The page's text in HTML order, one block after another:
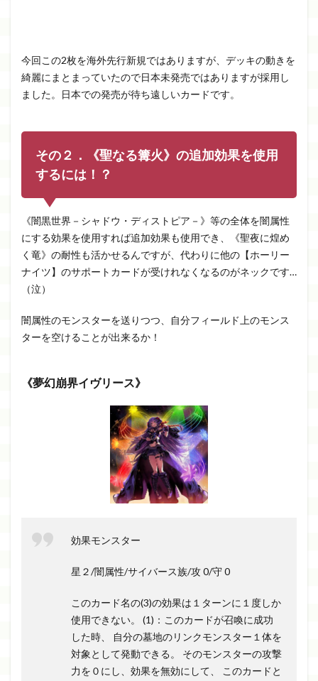
今回この2枚を海外先行新規ではありますが、デッキの動きを
綺麗にまとまっていたので日本未発売ではありますが採用し
ました。日本での発売が待ち遠しいカードです。
その２．《聖なる篝火》の追加効果を使用
するには！？
《闇黒世界－シャドウ・ディストピア－》等の全体を闇属性
にする効果を使用すれば追加効果も使用でき、《聖夜に煌め
く竜》の耐性も活かせるんですが、代わりに他の【ホーリー
ナイツ】のサポートカードが受けれなくなるのがネックです…
（泣）
闇属性のモンスターを送りつつ、自分フィールド上のモンス
ターを空けることが出来るか！
《夢幻崩界イヴリース》
効果モンスター
星２/闇属性/サイバース族/攻 0/守 0
このカード名の(3)の効果は１ターンに１度しか
使用できない。 (1)：このカードが召喚に成功
した時、 自分の墓地のリンクモンスター１体を
対象として発動できる。 そのモンスターの攻撃
力を０にし、効果を無効にして、 このカードと